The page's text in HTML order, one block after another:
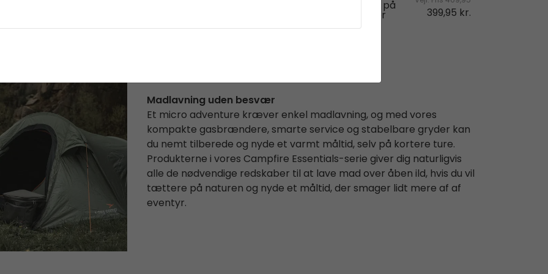
Ikke på
lager 399,95 kr.
Madlavning uden besvær
Et micro adventure kræver enkel madlavning, og med vores
kompakte gasbrændere, smarte service og stabelbare gryder kan
du nemt tilberede og nyde et varmt måltid, selv på kortere ture.
Produkterne i vores Campfire Essentials-serie giver dig naturligvis
alle de nødvendige redskaber til at lave mad over åben ild, hvis du vil
tættere på naturen og nyde et måltid, der smager lidt mere af af
eventyr.